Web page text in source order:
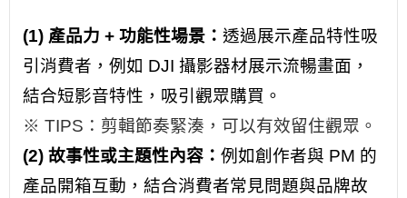
(1) 產品力 + 功能性場景： 透過展示產品特性吸
引消費者，例如 DJI 攝影器材展示流暢畫面，
結合短影音特性，吸引觀眾購買。
※ TIPS：剪輯節奏緊湊，可以有效留住觀眾。
(2) 故事性或主題性內容： 例如創作者與 PM 的
產品開箱互動，結合消費者常見問題與品牌故